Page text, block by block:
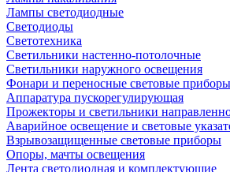
Лампы светодиодные
Светодиоды
Светотехника
Светильники настенно-потолочные
Светильники наружного освещения
Фонари и переносные световые приборы
Аппаратура пускорегулирующая
Прожекторы и светильники
Аварийное освещение и световые
Взрывозащищенные световые приборы
Опоры, мачты освещения
Лента светодиодная и комплектующие